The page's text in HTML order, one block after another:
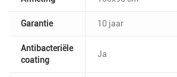
Garantie 10 jaar
Antibacteriële
coating
Ja